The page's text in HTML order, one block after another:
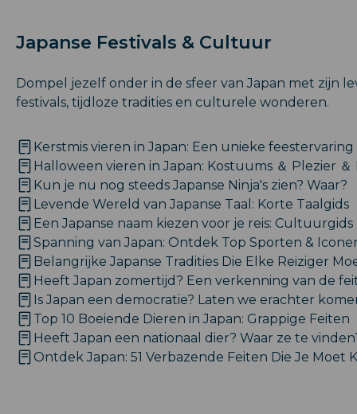
Japanse Festivals & Cultuur
Dompel jezelf onder in de sfeer van Japan met zijn
festivals, tijdloze tradities en culturele wonderen.
Kerstmis vieren in Japan: Een unieke feestervaring
Halloween vieren in Japan: Kostuums ＆ Plezier ＆
Kun je nu nog steeds Japanse Ninja's zien? Waar?
Levende Wereld van Japanse Taal: Korte Taalgids
Een Japanse naam kiezen voor je reis: Cultuurgids
Spanning van Japan: Ontdek Top Sporten &
Belangrijke Japanse Tradities Die Elke Reiziger
Heeft Japan zomertijd? Een verkenning van de
Is Japan een democratie? Laten we erachter
Top 10 Boeiende Dieren in Japan: Grappige Feiten
Heeft Japan een nationaal dier? Waar ze te
Ontdek Japan: 51 Verbazende Feiten Die Je Moet